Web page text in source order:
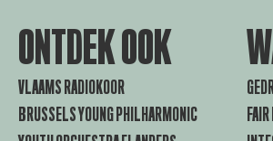
ONTDEK OOK
VLAAMS RADIOKOOR
BRUSSELS YOUNG PHILHARMONIC